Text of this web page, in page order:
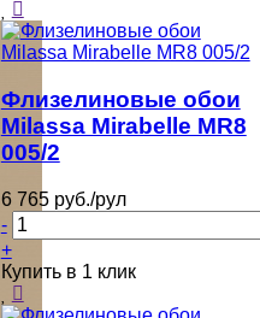
Флизелиновые обои
Milassa Mirabelle MR8
005/2
6 765 руб./рул
-
+
Купить в 1 клик